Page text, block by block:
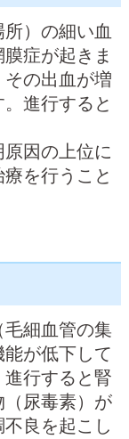
）の細い血
症が起きま
の出血が増
進行すると
因の上位に
を行うこと
細血管の集
が低下して
進行すると腎
尿毒素）が
良を起こし